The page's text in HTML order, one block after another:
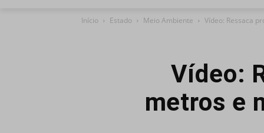
Início Estado Meio Ambiente Vídeo: Ressaca
Vídeo:
metros e